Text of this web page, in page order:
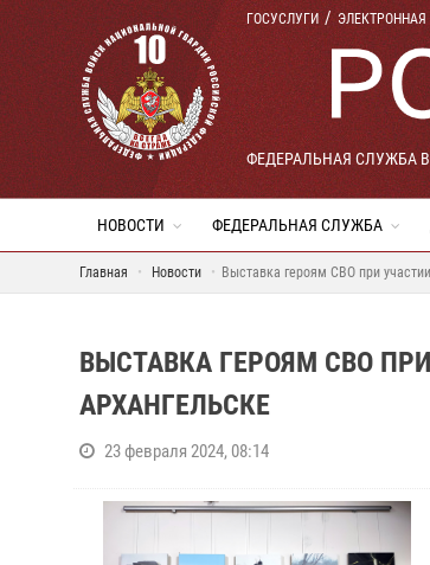
ГОСУСЛУГИ
ФЕДЕРАЛЬНАЯ СЛУЖБА
НОВОСТИ ФЕДЕРАЛЬНАЯ СЛУЖБА
Главная Новости Выставка героям СВО при
ВЫСТАВКА ГЕРОЯМ СВО
АРХАНГЕЛЬСКЕ
23 февраля 2024, 08:14